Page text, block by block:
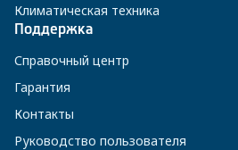
Климатическая техника
Поддержка
Справочный центр
Гарантия
Контакты
Руководство пользователя